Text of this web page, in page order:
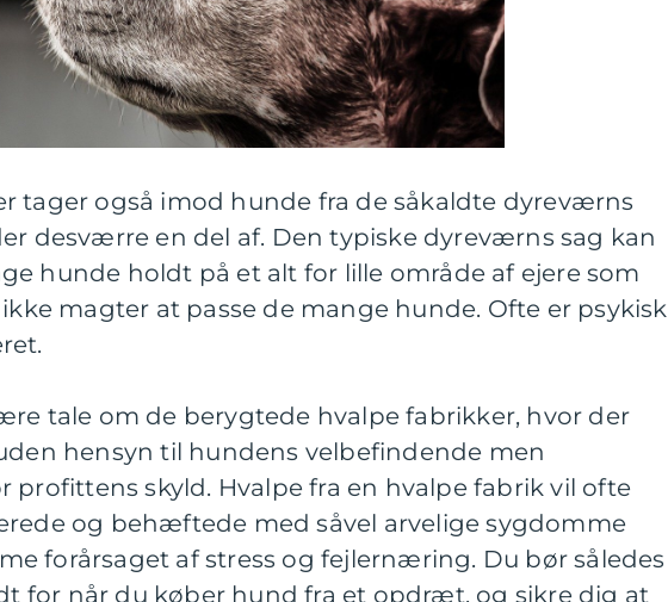
tager også imod hunde fra de såkaldte dyreværns
desværre en del af. Den typiske dyreværns sag kan
hunde holdt på et alt for lille område af ejere som
magter at passe de mange hunde. Ofte er psykisk
tale om de berygtede hvalpe fabrikker, hvor der
hensyn til hundens velbefindende men
profittens skyld. Hvalpe fra en hvalpe fabrik vil ofte
og behæftede med såvel arvelige sygdomme
forårsaget af stress og fejlernæring. Du bør således
for når du køber hund fra et opdræt, og sikre dig at